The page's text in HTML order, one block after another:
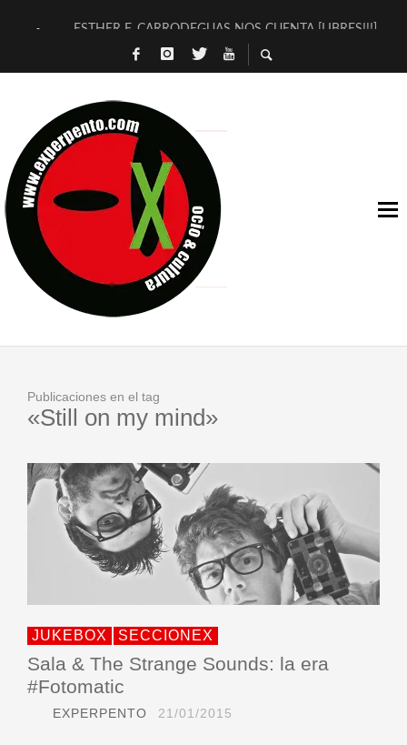
ESTHER F. CARRODEGUAS NOS CUENTA [LIBRES!!!]
[TERRA DE GUAPES] DE SANDRA MONFORT
TIMBRE 4, LA ESCUELA DEL DIRECTOR TEATRAL CLAUDIO
30 AÑOS (NO ES NADA) DE LA KATARSIS DEL TOMATAZO
MILITARES JUDÍAS EN #EXVITA
D’BALDOMEROS REINVENTAN [BITÁCORA 3.0] EN EXVITA
MARSHALL FLASH PRESENTA EN EXVITA [RELATIVA
JOFRE BARDAGÍ EN EXVITA INTERPRETANDO A SERRAT
Publicaciones en el tag
«Still on my mind»
JUKEBOX SECCIONEX
Sala & The Strange Sounds: la era
#Fotomatic
EXPERPENTO 21/01/2015